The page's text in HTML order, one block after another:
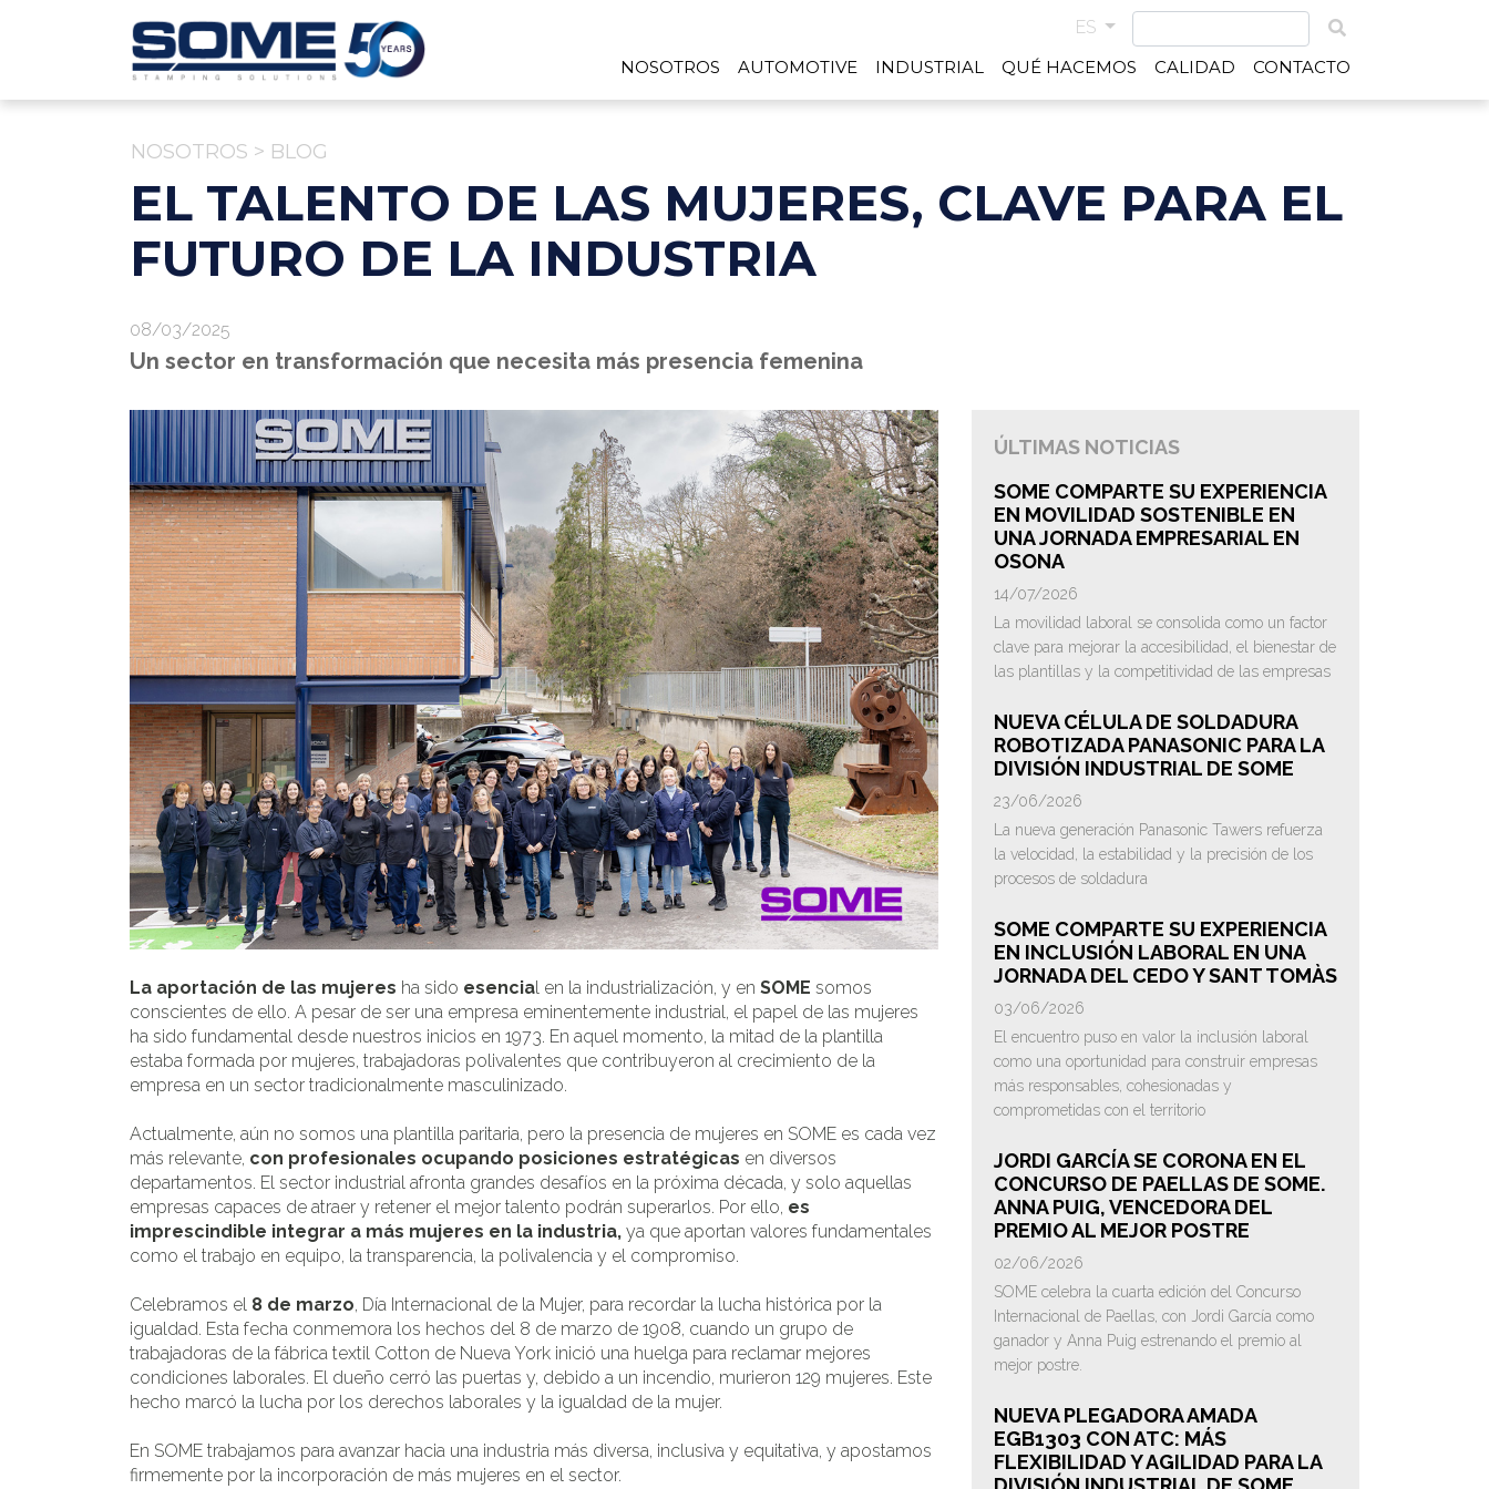
ES
NOSOTROS
AUTOMOTIVE INDUSTRIAL QUÉ HACEMOS CALIDAD CONTACTO
NOSOTROS > BLOG
EL TALENTO DE LAS MUJERES, CLAVE PARA EL
FUTURO DE LA INDUSTRIA
08/03/2025
Un sector en transformación que necesita más presencia femenina
La aportación de las mujeres ha sido esencial en la industrialización, y en SOME somos
conscientes de ello. A pesar de ser una empresa eminentemente industrial, el papel de las mujeres
ha sido fundamental desde nuestros inicios en 1973. En aquel momento, la mitad de la plantilla
estaba formada por mujeres, trabajadoras polivalentes que contribuyeron al crecimiento de la
empresa en un sector tradicionalmente masculinizado.
Actualmente, aún no somos una plantilla paritaria, pero la presencia de mujeres en SOME es cada vez
más relevante, con profesionales ocupando posiciones estratégicas en diversos
departamentos. El sector industrial afronta grandes desafíos en la próxima década, y solo aquellas
empresas capaces de atraer y retener el mejor talento podrán superarlos. Por ello, es
imprescindible integrar a más mujeres en la industria, ya que aportan valores fundamentales
como el trabajo en equipo, la transparencia, la polivalencia y el compromiso.
Celebramos el 8 de marzo, Día Internacional de la Mujer, para recordar la lucha histórica por la
igualdad. Esta fecha conmemora los hechos del 8 de marzo de 1908, cuando un grupo de
trabajadoras de la fábrica textil Cotton de Nueva York inició una huelga para reclamar mejores
condiciones laborales. El dueño cerró las puertas y, debido a un incendio, murieron 129 mujeres. Este
hecho marcó la lucha por los derechos laborales y la igualdad de la mujer.
En SOME trabajamos para avanzar hacia una industria más diversa, inclusiva y equitativa, y apostamos
firmemente por la incorporación de más mujeres en el sector.
ÚLTIMAS NOTICIAS
SOME COMPARTE SU EXPERIENCIA
EN MOVILIDAD SOSTENIBLE EN
UNA JORNADA EMPRESARIAL EN
OSONA
14/07/2026
La movilidad laboral se consolida como un factor
clave para mejorar la accesibilidad, el bienestar de
las plantillas y la competitividad de las empresas
NUEVA CÉLULA DE SOLDADURA
ROBOTIZADA PANASONIC PARA LA
DIVISIÓN INDUSTRIAL DE SOME
23/06/2026
La nueva generación Panasonic Tawers refuerza
la velocidad, la estabilidad y la precisión de los
procesos de soldadura
SOME COMPARTE SU EXPERIENCIA
EN INCLUSIÓN LABORAL EN UNA
JORNADA DEL CEDO Y SANT TOMÀS
03/06/2026
El encuentro puso en valor la inclusión laboral
como una oportunidad para construir empresas
más responsables, cohesionadas y
comprometidas con el territorio
JORDI GARCÍA SE CORONA EN EL
CONCURSO DE PAELLAS DE SOME.
ANNA PUIG, VENCEDORA DEL
PREMIO AL MEJOR POSTRE
02/06/2026
SOME celebra la cuarta edición del Concurso
Internacional de Paellas, con Jordi García como
ganador y Anna Puig estrenando el premio al
mejor postre.
NUEVA PLEGADORA AMADA
EGB1303 CON ATC: MÁS
FLEXIBILIDAD Y AGILIDAD PARA LA